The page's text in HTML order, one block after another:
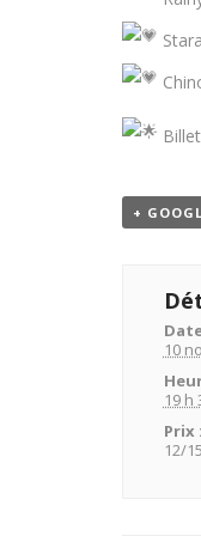
+
10
19 h
Prix :
12/